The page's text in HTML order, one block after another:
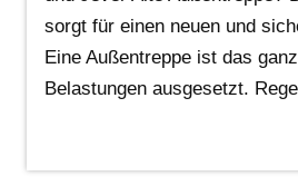
sorgt für einen neuen und
Eine Außentreppe ist das
Belastungen ausgesetzt.